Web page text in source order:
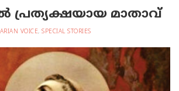
പ്രത്യക്ഷയായ മാതാവ്
VOICE, SPECIAL STORIES